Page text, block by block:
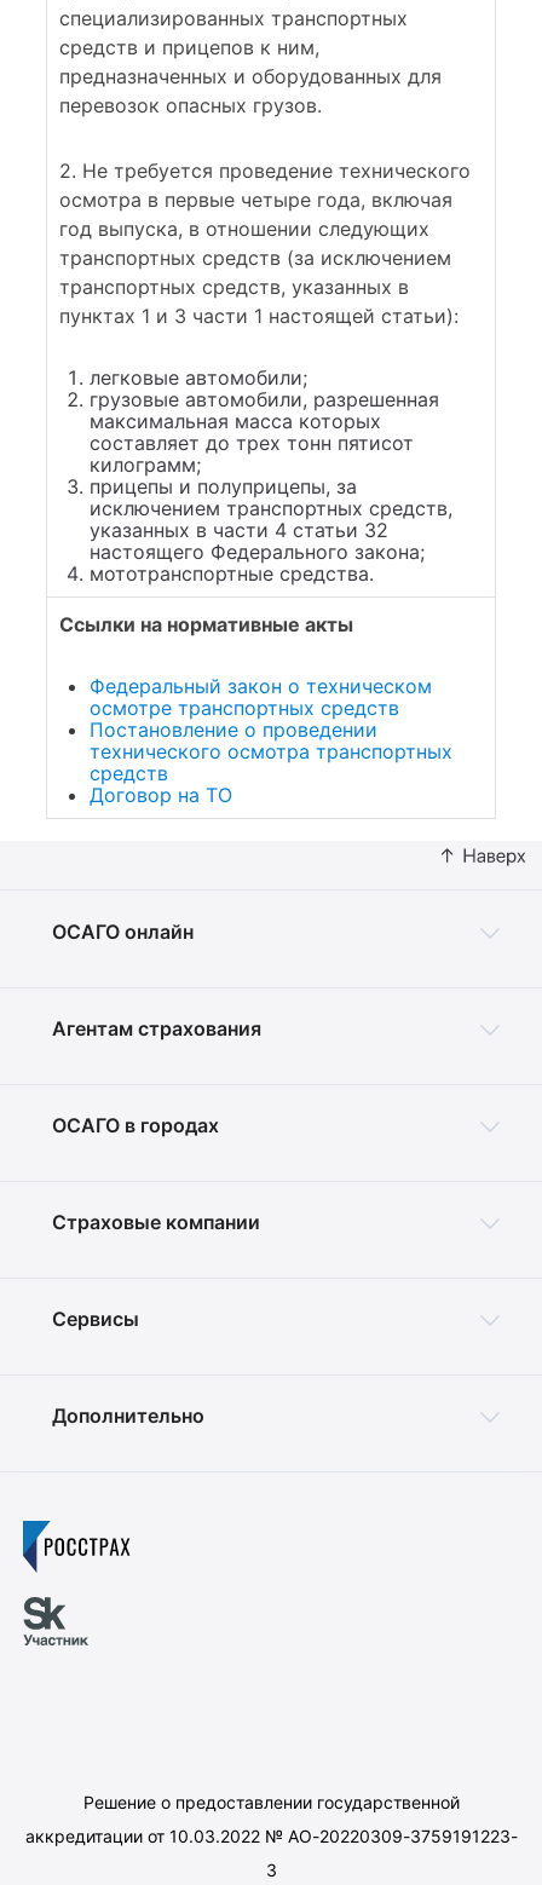
специализированных транспортных
средств и прицепов к ним,
предназначенных и оборудованных для
перевозок опасных грузов.
2. Не требуется проведение технического
осмотра в первые четыре года, включая
год выпуска, в отношении следующих
транспортных средств (за исключением
транспортных средств, указанных в
пунктах 1 и 3 части 1 настоящей статьи):
легковые автомобили;
грузовые автомобили, разрешенная
максимальная масса которых
составляет до трех тонн пятисот
килограмм;
прицепы и полуприцепы, за
исключением транспортных средств,
указанных в части 4 статьи 32
настоящего Федерального закона;
мототранспортные средства.
Ссылки на нормативные акты
Федеральный закон о техническом
осмотре транспортных средств
Постановление о проведении
технического осмотра транспортных
средств
Договор на ТО
ОСАГО онлайн
Агентам страхования
ОСАГО в городах
Страховые компании
Сервисы
Дополнительно
Решение о предоставлении государственной
аккредитации от 10.03.2022 № АО-20220309-3759191223-
3